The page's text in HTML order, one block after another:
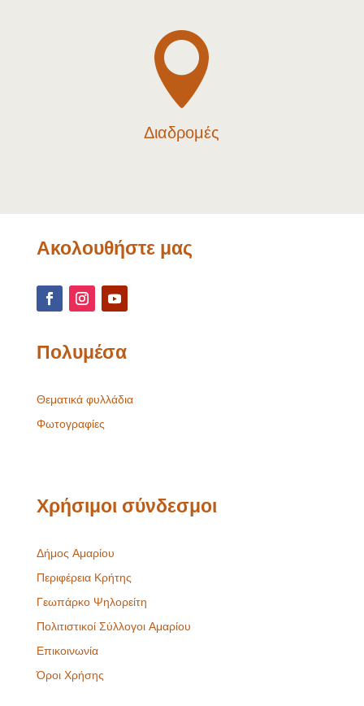

Διαδρομές
Ακολουθήστε μας
Πολυμέσα
Θεματικά φυλλάδια
Φωτογραφίες
Χρήσιμοι σύνδεσμοι
Δήμος Αμαρίου
Περιφέρεια Κρήτης
Γεωπάρκο Ψηλορείτη
Πολιτιστικοί Σύλλογοι Αμαρίου
Επικοινωνία
Όροι Χρήσης